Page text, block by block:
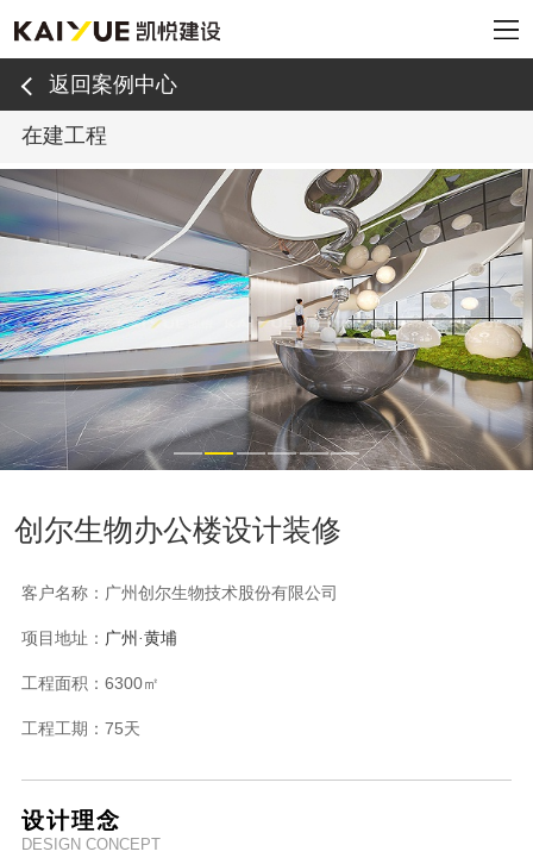
返回案例中心
在建工程
创尔生物办公楼设计装修
客户名称： 广州创尔生物技术股份有限公司
项目地址： 广州 ·黄埔
工程面积： 6300㎡
工程工期： 75天
设计理念
DESIGN CONCEPT